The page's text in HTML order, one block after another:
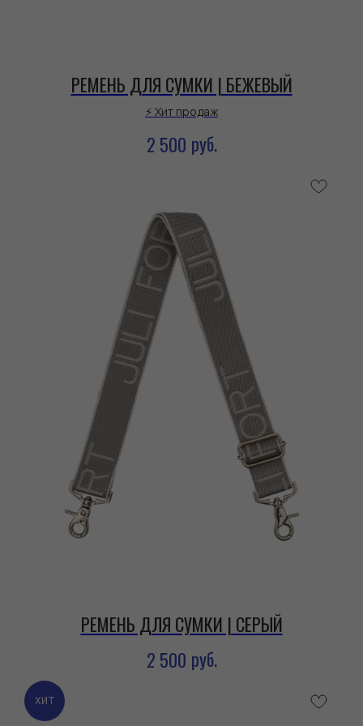
РЕМЕНЬ ДЛЯ СУМКИ | БЕЖЕВЫЙ
⚡ Хит продаж
2 500 руб.
РЕМЕНЬ ДЛЯ СУМКИ | СЕРЫЙ
2 500 руб.
ХИТ